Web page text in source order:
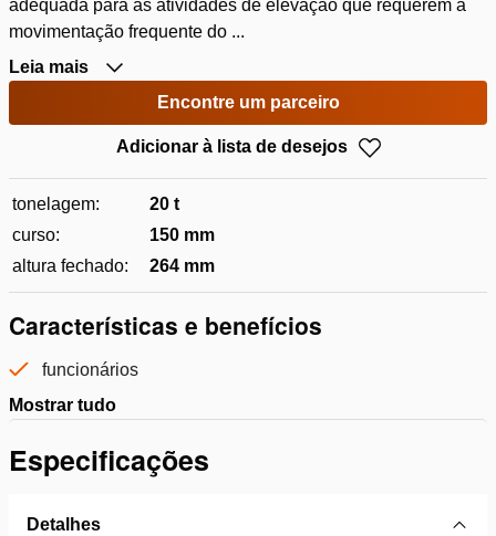
adequada para as atividades de elevação que requerem a
movimentação frequente do ...
Leia mais
Encontre um parceiro
Adicionar à lista de desejos
tonelagem:
20 t
curso:
150 mm
altura fechado:
264 mm
Características e benefícios
funcionários
Mostrar tudo
Especificações
Detalhes